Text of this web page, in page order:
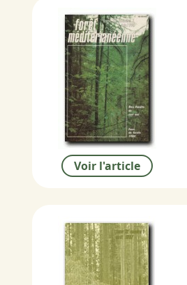
Voir l'article